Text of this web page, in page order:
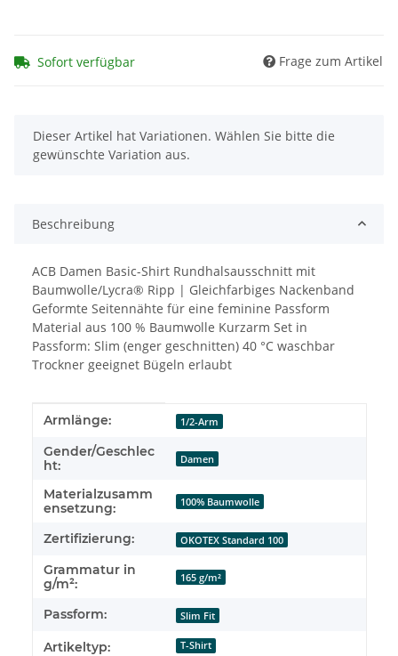
Sofort verfügbar Frage zum Artikel
x
Dieser Artikel hat Variationen. Wählen Sie bitte die
gewünschte Variation aus.
Beschreibung
ACB Damen Basic-Shirt Rundhalsausschnitt mit
Baumwolle/Lycra® Ripp | Gleichfarbiges Nackenband
Geformte Seitennähte für eine feminine Passform
Material aus 100 % Baumwolle Kurzarm Set in
Passform: Slim (enger geschnitten) 40 °C waschbar
Trockner geeignet Bügeln erlaubt
Produkteigenschaft
Wert
Armlänge: 1/2-Arm
Gender/Geschlec
ht:
Damen
Materialzusamm
ensetzung:
100% Baumwolle
Zertifizierung: OKOTEX Standard 100
Grammatur in
g/m²:
165 g/m²
Passform: Slim Fit
Artikeltyp: T-Shirt